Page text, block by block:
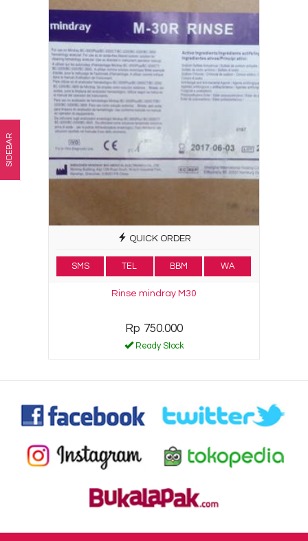
QUICK ORDER
SMS TEL BBM WA
Rinse mindray M30
Rp 750.000
Ready Stock
SIDEBAR